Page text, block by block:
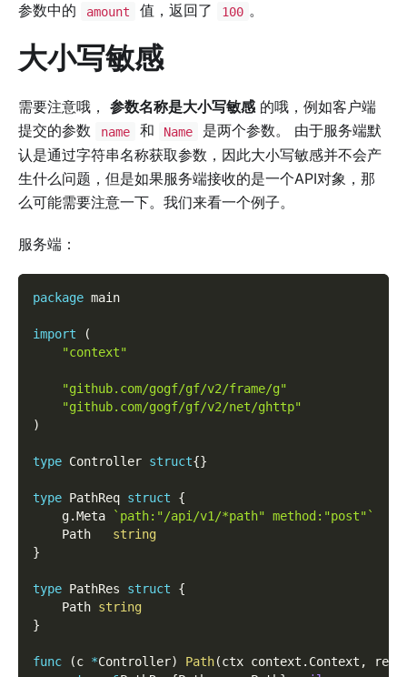
参数中的 amount 值，返回了 100 。
大小写敏感
需要注意哦， 参数名称是大小写敏感的哦，例如客户端
提交的参数
name 和 Name
是两个参数。 由于服务端默
认是通过字符串名称获取参数，因此大小写敏感并不会产
生什么问题，但是如果服务端接收的是一个API对象，那
么可能需要注意一下。我们来看一个例子。
服务端：
package main
import
(
"context"
"github.com/gogf/gf/v2/frame/g"
"github.com/gogf/gf/v2/net/ghttp"
)
type Controller struct{}
type PathReq struct
{
    g
.Meta
`path:"/api/v1/*path" method:"post"`
    Path
string
}
type PathRes struct
{
    Path
string
}
func (c *Controller) Path(ctx context . Context , req